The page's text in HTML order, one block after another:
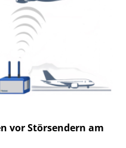
vor Störsendern am